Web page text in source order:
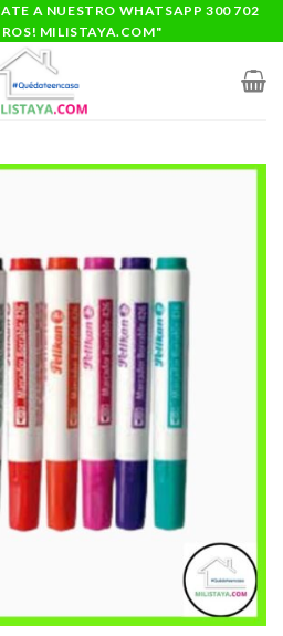
A NUESTRO WHATSAPP 300 702
MILISTAYA.COM"